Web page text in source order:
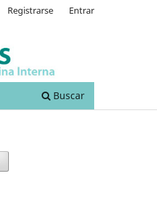
Buscar
Registrarse Entrar